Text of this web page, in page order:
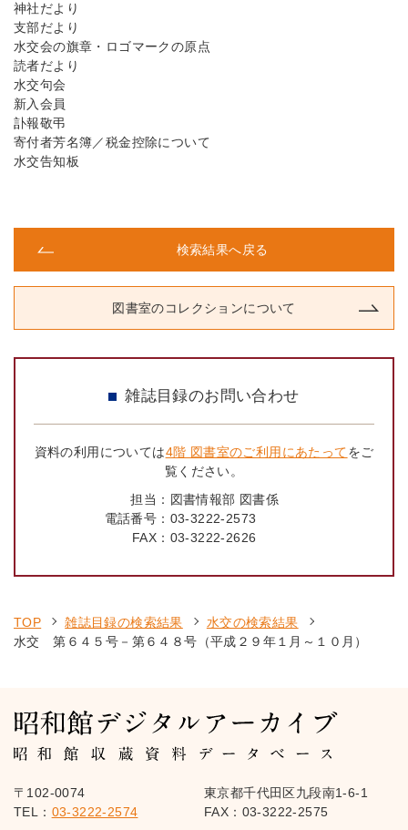
神社だより
支部だより
水交会の旗章・ロゴマークの原点
読者だより
水交句会
新入会員
訃報敬弔
寄付者芳名簿／税金控除について
水交告知板
検索結果へ戻る
図書室のコレクションについて
雑誌目録のお問い合わせ
資料の利用については4階 図書室のご利用にあたってをご
覧ください。
担当： 図書情報部 図書係
電話番号： 03-3222-2573
FAX： 03-3222-2626
TOP 雑誌目録の検索結果
水交の検索結果
水交 第６４５号－第６４８号（平成２９年１月～１０月）
〒102-0074
東京都千代田区九段南1-6-1
TEL： 03-3222-2574 FAX：03-3222-2575